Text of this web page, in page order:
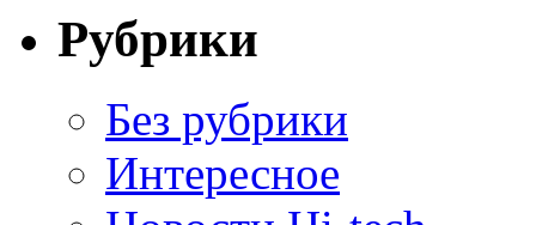
Рубрики
Без рубрики
Интересное